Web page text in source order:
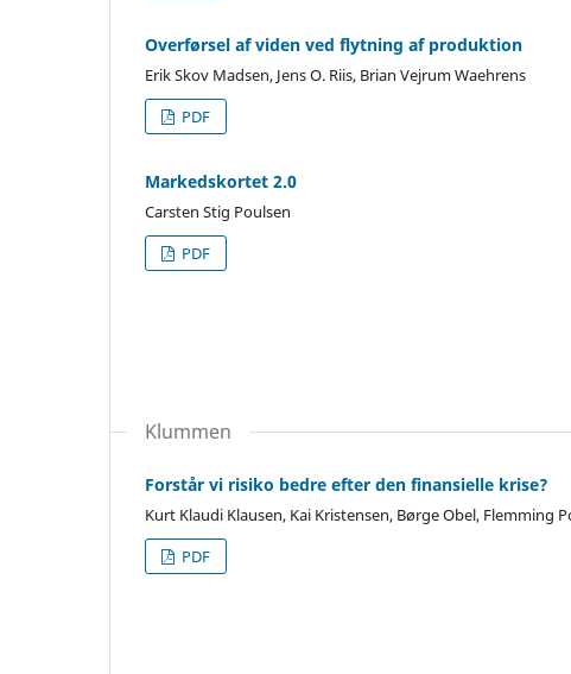
Overførsel af viden ved flytning af produktion
Erik Skov Madsen, Jens O. Riis, Brian Vejrum Waehrens
PDF
Markedskortet 2.0
Carsten Stig Poulsen
PDF
Klummen
Forstår vi risiko bedre efter den finansielle krise?
Kurt Klaudi Klausen, Kai Kristensen, Børge Obel, Flemming
PDF